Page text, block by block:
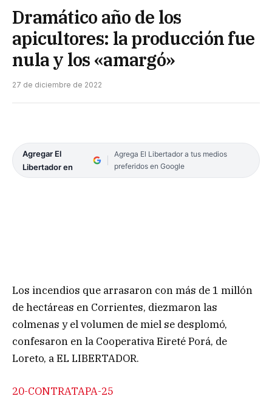
Dramático año de los
apicultores: la producción fue
nula y los «amargó»
27 de diciembre de 2022
Agregar El
Libertador en
Agrega El Libertador a tus medios
preferidos en Google
Los incendios que arrasaron con más de 1 millón
de hectáreas en Corrientes, diezmaron las
colmenas y el volumen de miel se desplomó,
confesaron en la Cooperativa Eireté Porá, de
Loreto, a EL LIBERTADOR.
20-CONTRATAPA-25